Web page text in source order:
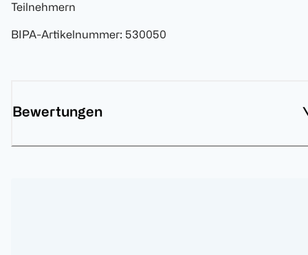
Teilnehmern
BIPA-Artikelnummer: 530050
Bewertungen